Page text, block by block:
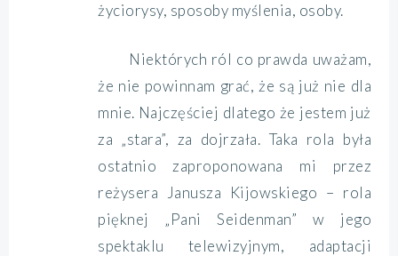
życiorysy, sposoby myślenia, osoby.
Niektórych ról co prawda uważam,
że nie powinnam grać, że są już nie dla
mnie. Najczęściej dlatego że jestem już
za „stara”, za dojrzała. Taka rola była
ostatnio zaproponowana mi przez
reżysera Janusza Kijowskiego – rola
pięknej „Pani Seidenman” w jego
spektaklu telewizyjnym, adaptacji